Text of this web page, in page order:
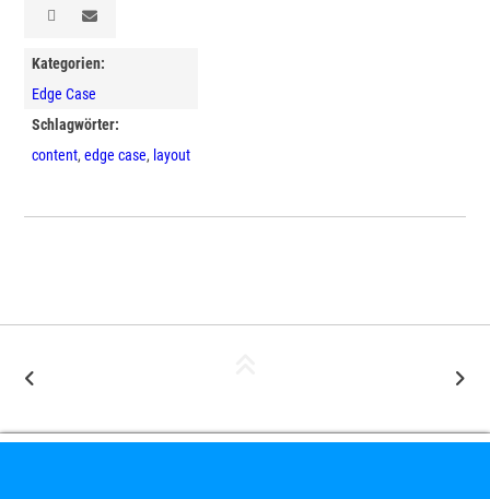
Kategorien:
Edge Case
Schlagwörter:
content ,edge case layout